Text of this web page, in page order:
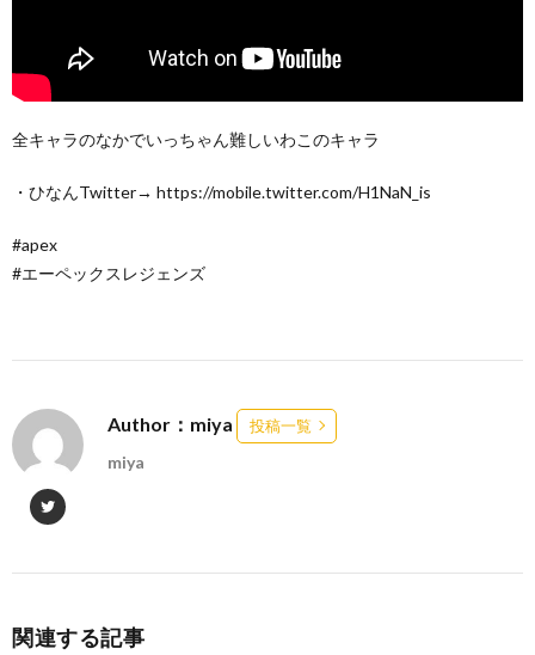
全キャラのなかでいっちゃん難しいわこのキャラ
・ひなんTwitter→ https://mobile.twitter.com/H1NaN_is
#apex
#エーペックスレジェンズ
Author：miya 投稿一覧
miya
関連する記事